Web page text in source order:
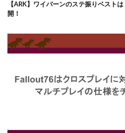
【ARK】ワイバーンのステ振りベスト
開！